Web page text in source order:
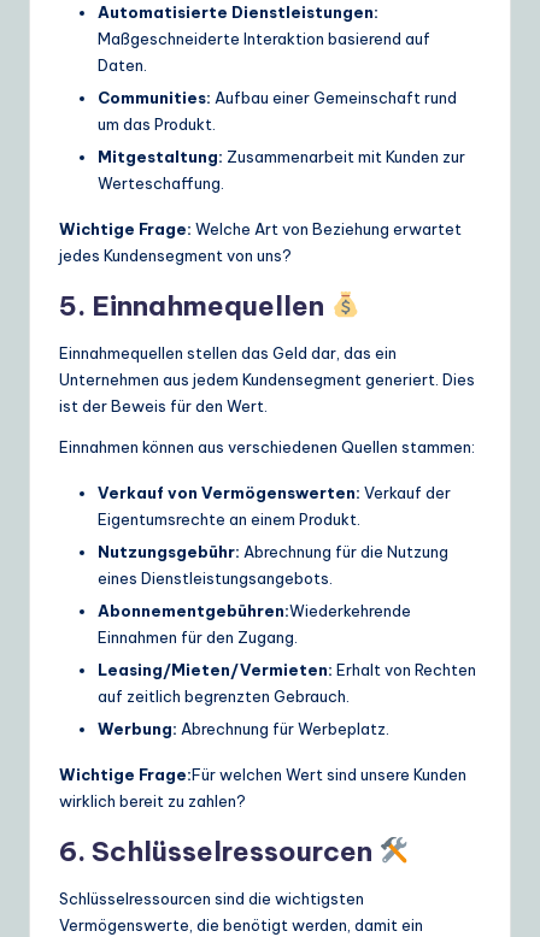
Automatisierte Dienstleistungen:
Maßgeschneiderte Interaktion basierend auf
Daten.
Communities: Aufbau einer Gemeinschaft rund
um das Produkt.
Mitgestaltung: Zusammenarbeit mit Kunden zur
Werteschaffung.
Wichtige Frage: Welche Art von Beziehung erwartet
jedes Kundensegment von uns?
5. Einnahmequellen
Einnahmequellen stellen das Geld dar, das ein
Unternehmen aus jedem Kundensegment generiert. Dies
ist der Beweis für den Wert.
Einnahmen können aus verschiedenen Quellen stammen:
Verkauf von Vermögenswerten: Verkauf der
Eigentumsrechte an einem Produkt.
Nutzungsgebühr: Abrechnung für die Nutzung
eines Dienstleistungsangebots.
Abonnementgebühren:Wiederkehrende
Einnahmen für den Zugang.
Leasing/Mieten/Vermieten: Erhalt von Rechten
auf zeitlich begrenzten Gebrauch.
Werbung: Abrechnung für Werbeplatz.
Wichtige Frage:Für welchen Wert sind unsere Kunden
wirklich bereit zu zahlen?
6. Schlüsselressourcen
Schlüsselressourcen sind die wichtigsten
Vermögenswerte, die benötigt werden, damit ein